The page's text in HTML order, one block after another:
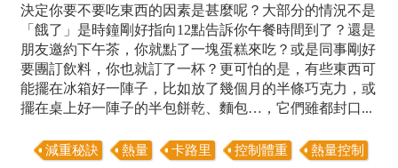
決定你要不要吃東西的因素是甚麼呢？大部分的情況不是
「餓了」是時鐘剛好指向12點告訴你午餐時間到了？還是
朋友邀約下午茶，你就點了一塊蛋糕來吃？或是同事剛好
要團訂飲料，你也就訂了一杯？更可怕的是，有些東西可
能擺在冰箱好一陣子，比如放了幾個月的半條巧克力，或
擺在桌上好一陣子的半包餅乾、麵包…，它們雖都封口...
減重秘訣 熱量 卡路里 控制體重 熱量控制